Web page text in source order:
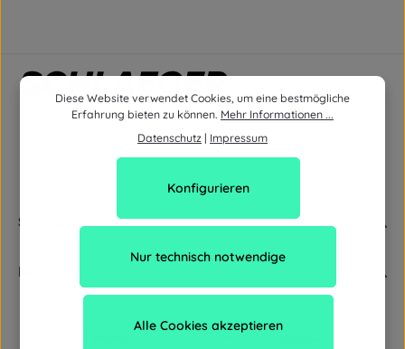
Service
Newsletter
Diese Website verwendet Cookies, um eine bestmögliche
Erfahrung bieten zu können. Mehr Informationen ...
Datenschutz | Impressum
Nur technisch notwendige
Konfigurieren
Alle Cookies akzeptieren